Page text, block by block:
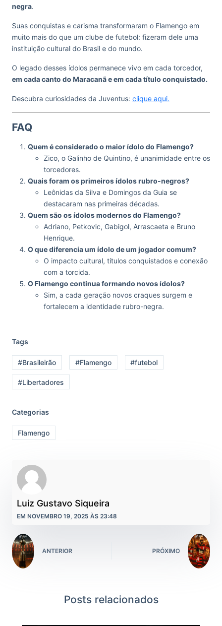
negra.
Suas conquistas e carisma transformaram o Flamengo em
muito mais do que um clube de futebol: fizeram dele uma
instituição cultural do Brasil e do mundo.
O legado desses ídolos permanece vivo em cada torcedor,
em cada canto do Maracanã e em cada título conquistado.
Descubra curiosidades da Juventus: clique aqui.
FAQ
Quem é considerado o maior ídolo do Flamengo?
Zico, o Galinho de Quintino, é unanimidade entre os
torcedores.
Quais foram os primeiros ídolos rubro-negros?
Leônidas da Silva e Domingos da Guia se
destacaram nas primeiras décadas.
Quem são os ídolos modernos do Flamengo?
Adriano, Petkovic, Gabigol, Arrascaeta e Bruno
Henrique.
O que diferencia um ídolo de um jogador comum?
O impacto cultural, títulos conquistados e conexão
com a torcida.
O Flamengo continua formando novos ídolos?
Sim, a cada geração novos craques surgem e
fortalecem a identidade rubro-negra.
Tags
#Brasileirão #Flamengo #futebol
#Libertadores
Categorias
Flamengo
Luiz Gustavo Siqueira
EM NOVEMBRO 19, 2025 ÀS 23:48
ANTERIOR PRÓXIMO
Posts relacionados